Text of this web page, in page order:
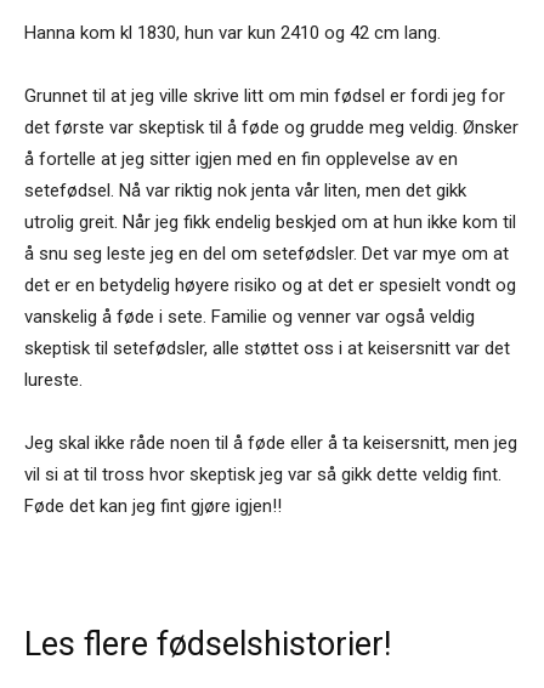
Hanna kom kl 1830, hun var kun 2410 og 42 cm lang.
Grunnet til at jeg ville skrive litt om min fødsel er fordi jeg for
det første var skeptisk til å føde og grudde meg veldig. Ønsker
å fortelle at jeg sitter igjen med en fin opplevelse av en
setefødsel. Nå var riktig nok jenta vår liten, men det gikk
utrolig greit. Når jeg fikk endelig beskjed om at hun ikke kom til
å snu seg leste jeg en del om setefødsler. Det var mye om at
det er en betydelig høyere risiko og at det er spesielt vondt og
vanskelig å føde i sete. Familie og venner var også veldig
skeptisk til setefødsler, alle støttet oss i at keisersnitt var det
lureste.
Jeg skal ikke råde noen til å føde eller å ta keisersnitt, men jeg
vil si at til tross hvor skeptisk jeg var så gikk dette veldig fint.
Føde det kan jeg fint gjøre igjen!!
Les flere fødselshistorier!